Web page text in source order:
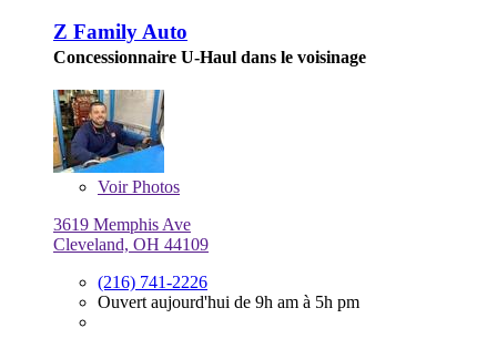
Z Family Auto
Concessionnaire U-Haul dans le voisinage
VoirPhotos
3619 Memphis Ave
Cleveland, OH 44109
(216) 741-2226
Ouvert aujourd'hui de 9h am à 5h pm